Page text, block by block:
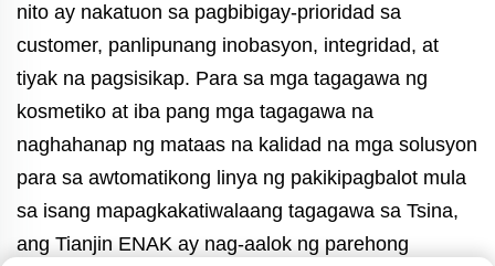
nito ay nakatuon sa pagbibigay-prioridad sa
customer, panlipunang inobasyon, integridad, at
tiyak na pagsisikap. Para sa mga tagagawa ng
kosmetiko at iba pang mga tagagawa na
naghahanap ng mataas na kalidad na mga solusyon
para sa awtomatikong linya ng pakikipagbalot mula
sa isang mapagkakatiwalaang tagagawa sa Tsina,
ang Tianjin ENAK ay nag-aalok ng parehong